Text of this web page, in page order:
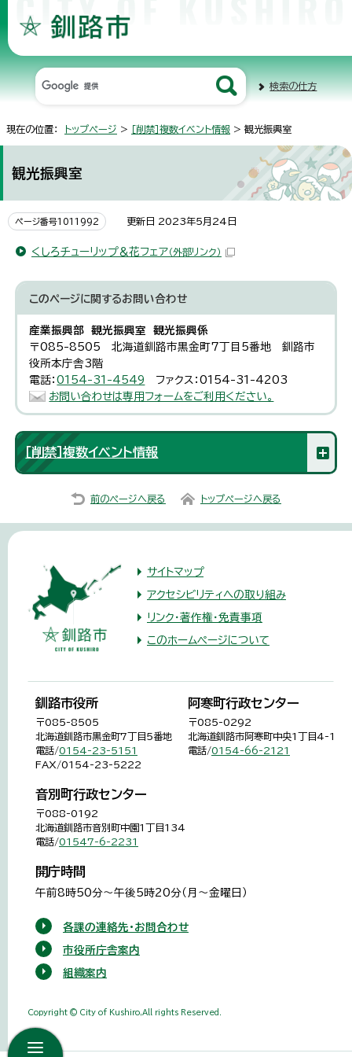
検索の仕方
現在の位置： トップページ > ［削禁］複数イベント情報 > 観光振興室
観光振興室
ページ番号1011992 更新日 2023年5月24日
くしろチューリップ＆花フェア（外部リンク）
このページに関するお問い合わせ
産業振興部 観光振興室 観光振興係
〒085-8505 北海道釧路市黒金町7丁目5番地 釧路市
役所本庁舎3階
電話：0154-31-4549
ファクス：0154-31-4203
お問い合わせは専用フォームをご利用ください。
［削禁］複数イベント情報
前のページへ戻る トップページへ戻る
サイトマップ
アクセシビリティへの取り組み
リンク・著作権・免責事項
このホームページについて
釧路市役所
〒085-8505
北海道釧路市黒金町7丁目5番地
電話/0154-23-5151
FAX/0154-23-5222
阿寒町行政センター
〒085-0292
北海道釧路市阿寒町中央1丁目4-1
電話/0154-66-2121
音別町行政センター
〒088-0192
北海道釧路市音別町中園1丁目134
電話/01547-6-2231
開庁時間
午前8時50分～午後5時20分（月～金曜日）
各課の連絡先・お問合わせ
市役所庁舎案内
組織案内
Copyright © City of Kushiro,All rights Reserved.